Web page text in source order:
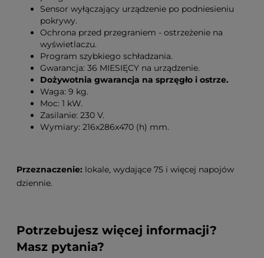
Sensor wyłączający urządzenie po podniesieniu
pokrywy.
Ochrona przed przegraniem - ostrzeżenie na
wyświetlaczu.
Program szybkiego schładzania.
Gwarancja: 36 MIESIĘCY na urządzenie.
Dożywotnia gwarancja na sprzęgło i ostrze.
Waga: 9 kg.
Moc: 1 kW.
Zasilanie: 230 V.
Wymiary: 216x286x470 (h) mm.
Przeznaczenie: lokale, wydające 75 i więcej napojów
dziennie.
Potrzebujesz więcej informacji?
Masz pytania?